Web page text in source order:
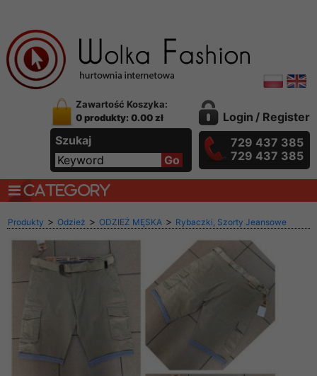
Zawartość Koszyka:
0 produkty: 0.00 zł
Szukaj
Login / Register
729 437 385
729 437 385
CATEGORY
Produkty > Odzież > ODZIEŻ MĘSKA > Rybaczki, Szorty Jeansowe